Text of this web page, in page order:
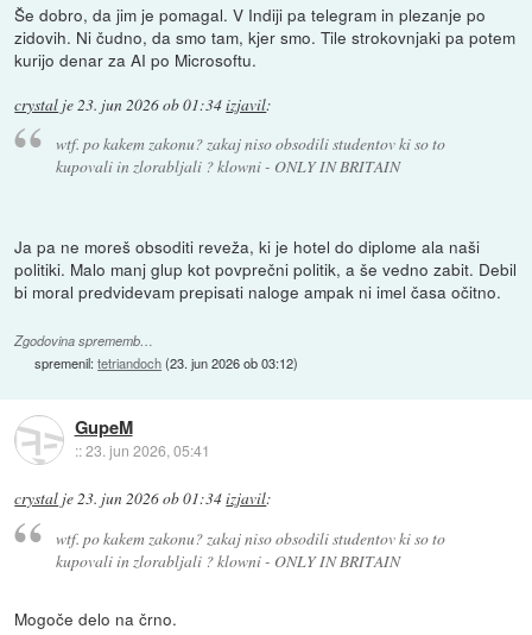
Še dobro, da jim je pomagal. V Indiji pa telegram in plezanje po
zidovih. Ni čudno, da smo tam, kjer smo. Tile strokovnjaki pa potem
kurijo denar za AI po Microsoftu.
crystal je 23. jun 2026 ob 01:34izjavil:
wtf. po kakem zakonu? zakaj niso obsodili studentov ki so to
kupovali in zlorabljali ? klowni - ONLY IN BRITAIN
Ja pa ne moreš obsoditi reveža, ki je hotel do diplome ala naši
politiki. Malo manj glup kot povprečni politik, a še vedno zabit. Debil
bi moral predvidevam prepisati naloge ampak ni imel časa očitno.
Zgodovina sprememb…
spremenil:tetriandoch(23. jun 2026 ob 03:12)
GupeM
::23. jun 2026, 05:41
crystal je23. jun 2026 ob 01:34izjavil:
wtf. po kakem zakonu? zakaj niso obsodili studentov ki so to
kupovali in zlorabljali ? klowni - ONLY IN BRITAIN
Mogoče delo na črno.